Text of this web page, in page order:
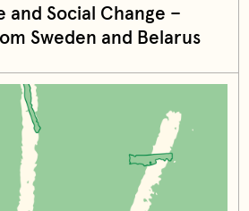
Social Change –
Sweden and Belarus